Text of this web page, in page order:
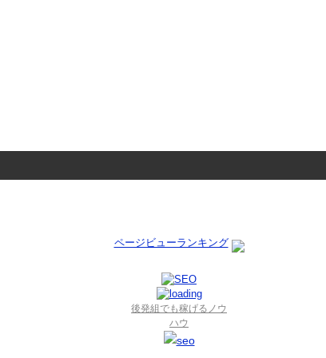
ページビューランキング
後発組でも稼げるノウ
ハウ